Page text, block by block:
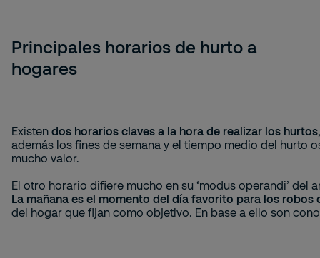
Principales horarios de hurto a
hogares
Existen dos horarios claves a la hora de realizar los hurtos
además los fines de semana y el tiempo medio del hurto
mucho valor.
El otro horario difiere mucho en su ‘modus operandi’
La mañana es el momento del día favorito para los robos
del hogar que fijan como objetivo. En base a ello son